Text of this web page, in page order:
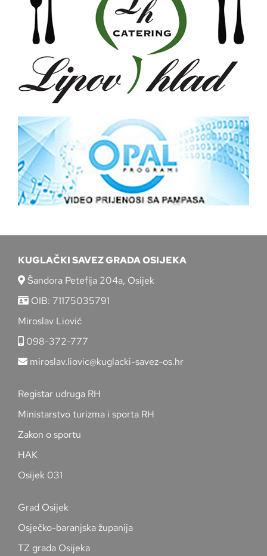
KUGLAČKI SAVEZ GRADA OSIJEKA
Šandora Petefija 204a, Osijek
OIB: 71175035791
Miroslav Liović
098-372-777
miroslav.liovic@kuglacki-savez-os.hr
Registar udruga RH
Ministarstvo turizma i sporta RH
Zakon o sportu
HAK
Osijek 031
Grad Osijek
Osječko-baranjska županija
TZ grada Osijeka